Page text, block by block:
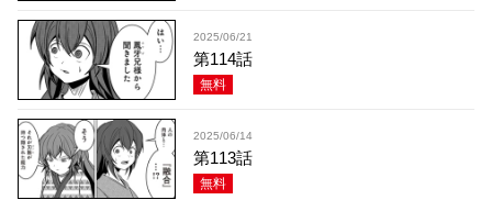
2025/06/21
第114話
無料
2025/06/14
第113話
無料